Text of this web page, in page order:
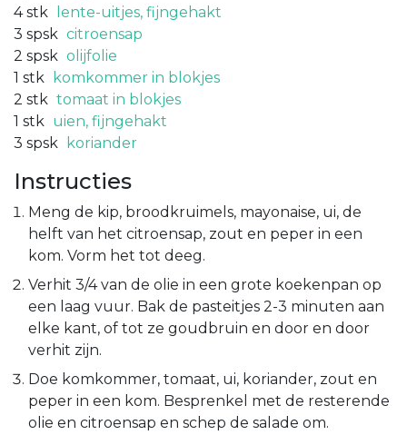
4 stk
lente-uitjes, fijngehakt
3 spsk citroensap
2 spsk olijfolie
1 stk
komkommer in blokjes
2 stk tomaat in blokjes
1 stk uien, fijngehakt
3 spsk koriander
Instructies
Meng de kip, broodkruimels, mayonaise, ui, de
helft van het citroensap, zout en peper in een
kom. Vorm het tot deeg.
Verhit 3/4 van de olie in een grote koekenpan op
een laag vuur. Bak de pasteitjes 2-3 minuten aan
elke kant, of tot ze goudbruin en door en door
verhit zijn.
Doe komkommer, tomaat, ui, koriander, zout en
peper in een kom. Besprenkel met de resterende
olie en citroensap en schep de salade om.